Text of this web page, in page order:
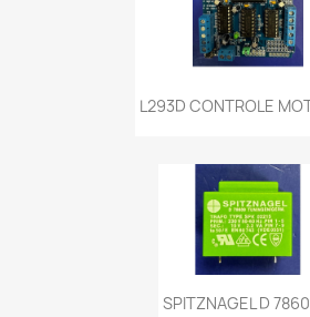
L293D CONTROLE
SPITZNAGEL D